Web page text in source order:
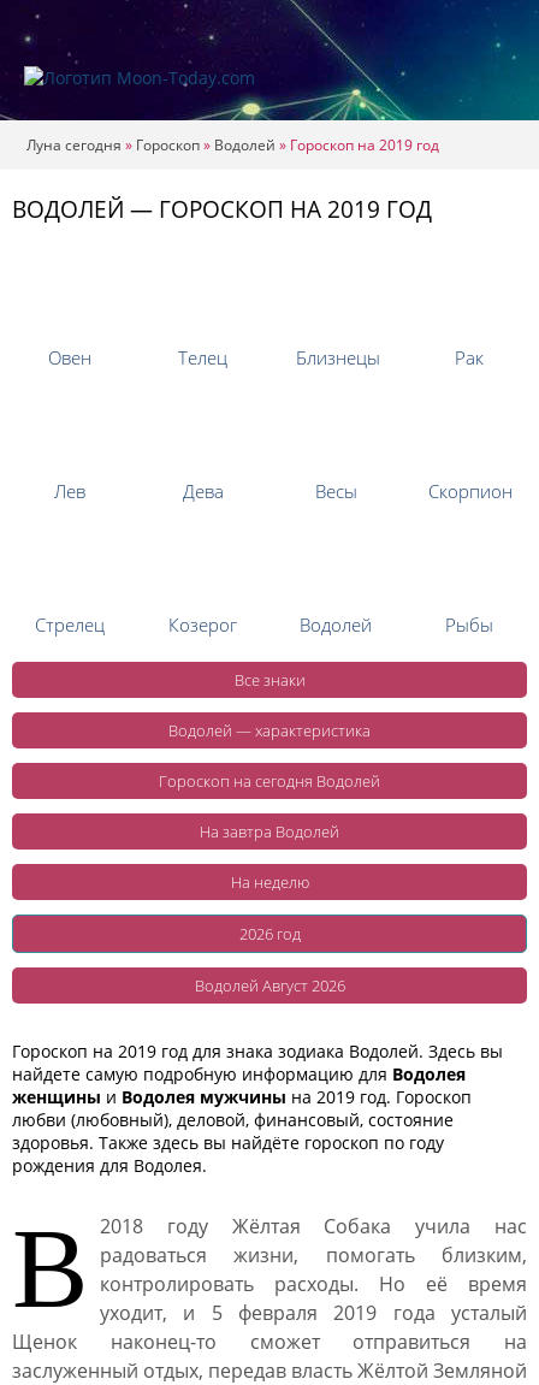
Луна сегодня » Гороскоп» Водолей » Гороскоп на 2019 год
ВОДОЛЕЙ — ГОРОСКОП НА 2019 ГОД
Овен Телец Близнецы Рак
Лев Дева Весы Скорпион
Стрелец Козерог Водолей Рыбы
Все знаки
Водолей — характеристика
Гороскоп на сегодня Водолей
На завтра Водолей
На неделю
2026 год
Водолей Август 2026
Гороскоп на 2019 год для знака зодиака Водолей. Здесь вы
найдете самую подробную информацию для Водолея
женщины и Водолея мужчины на 2019 год. Гороскоп
любви (любовный), деловой, финансовый, состояние
здоровья. Также здесь вы найдёте гороскоп по году
рождения для Водолея.
В
2018 году Жёлтая Собака учила нас
радоваться жизни, помогать близким,
контролировать расходы. Но её время
уходит, и 5 февраля 2019 года усталый
Щенок наконец-то сможет отправиться на
заслуженный отдых, передав власть Жёлтой Земляной